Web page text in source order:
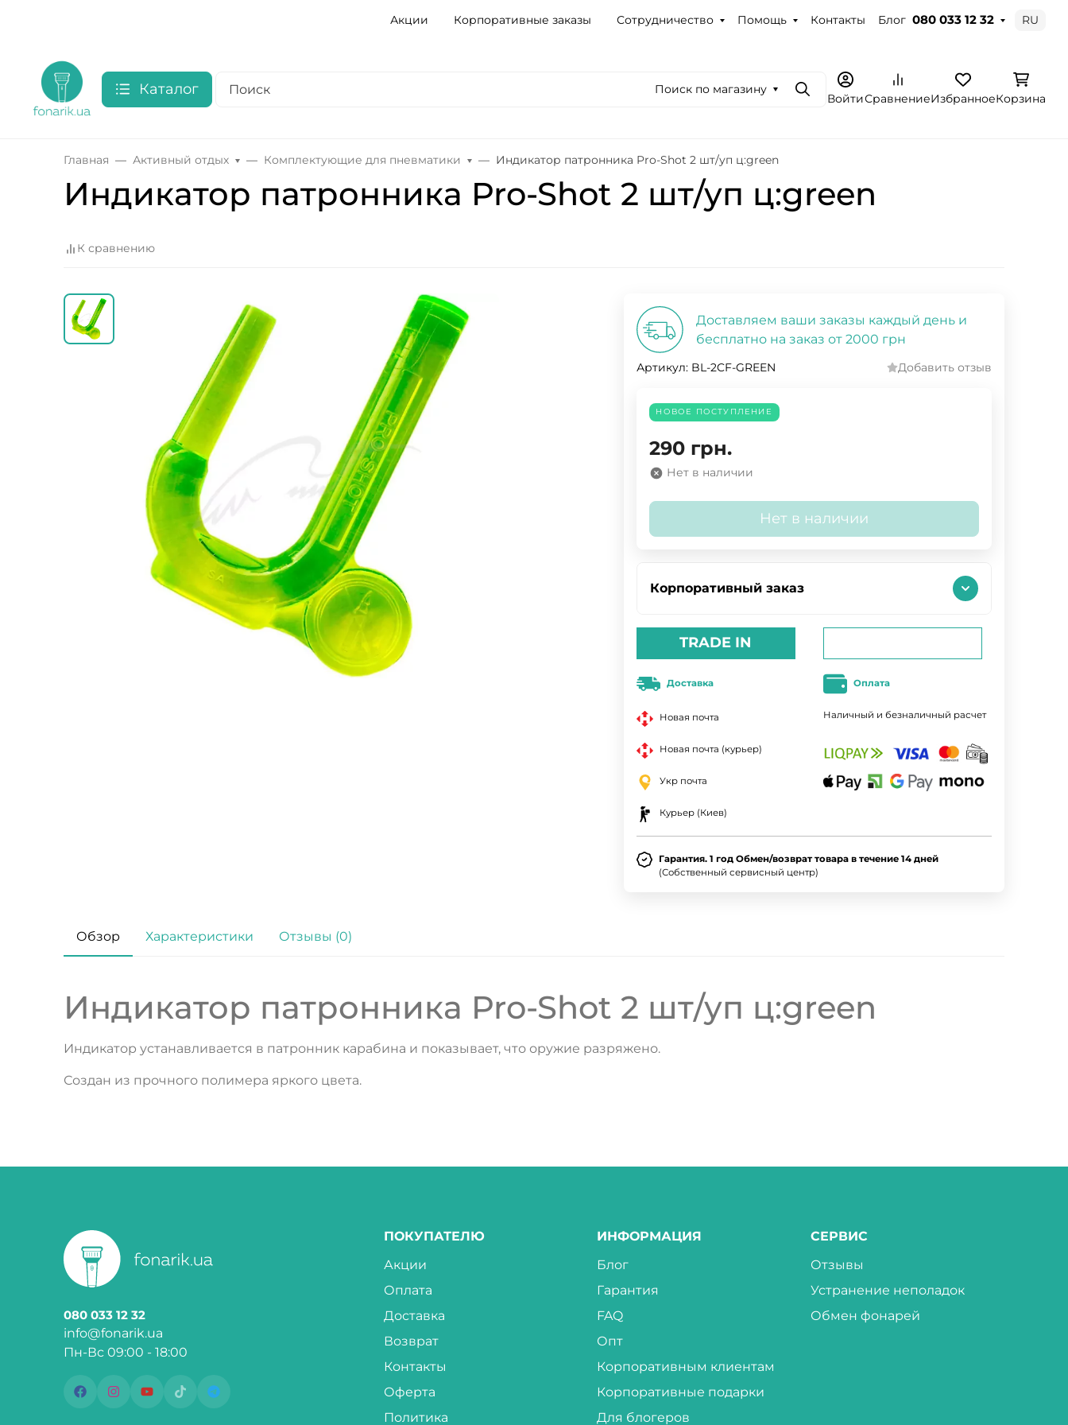
Акции Корпоративные заказы Сотрудничество Помощь Контакты Блог 080 033 12 32 RU
Каталог Поиск по магазину
ПоискВойтиСравнениеИзбранноеКорзина
Главная Активный отдых Комплектующие для пневматики Индикатор патронника Pro-Shot 2 шт/уп ц:green
Индикатор патронника Pro-Shot 2 шт/уп ц:green
К сравнению
Доставляем ваши заказы каждый день и
бесплатно на заказ от 2000 грн
Артикул: BL-2CF-GREEN Добавить отзыв
НОВОЕ ПОСТУПЛЕНИЕ
290 грн.
Нет в наличии
Нет в наличии
Корпоративный заказ
TRADE IN
Доставка
Новая почта
Новая почта (курьер)
Укр почта
Курьер (Киев)
Оплата
Наличный и безналичный расчет
Гарантия. 1 год Обмен/возврат товара в течение 14 дней
(Собственный сервисный центр)
Обзор Характеристики Отзывы (0)
Индикатор патронника Pro-Shot 2 шт/уп ц:green
Индикатор устанавливается в патронник карабина и показывает, что оружие разряжено.
Создан из прочного полимера яркого цвета.
080 033 12 32
info@fonarik.ua
Пн-Вс 09:00 - 18:00
ПОКУПАТЕЛЮ
Акции
Оплата
Доставка
Возврат
Контакты
Оферта
Политика
ИНФОРМАЦИЯ
Блог
Гарантия
FAQ
Опт
Корпоративным клиентам
Корпоративные подарки
Для блогеров
СЕРВИС
Отзывы
Устранение неполадок
Обмен фонарей